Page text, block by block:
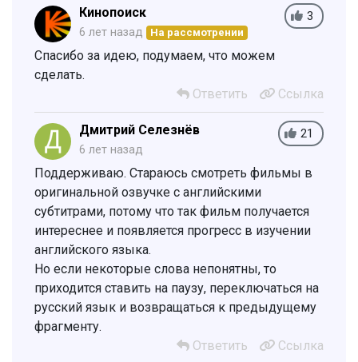
3
Кинопоиск
6 лет назад На рассмотрении
Спасибо за идею, подумаем, что можем
сделать.
Ответить
Ссылка
21
Дмитрий Селезнёв
6 лет назад
Поддерживаю. Стараюсь смотреть фильмы в
оригинальной озвучке с английскими
субтитрами, потому что так фильм получается
интереснее и появляется прогресс в изучении
английского языка.
Но если некоторые слова непонятны, то
приходится ставить на паузу, переключаться на
русский язык и возвращаться к предыдущему
фрагменту.
Ответить
Ссылка